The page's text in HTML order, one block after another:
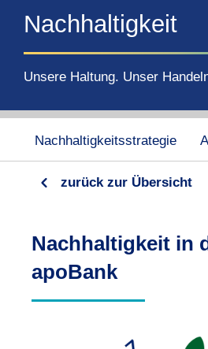
Nachhaltigkeit
Unsere Haltung. Unser
Nachhaltigkeitsstrategie
zurück zur Übersicht
Nachhaltigkeit in
apoBank